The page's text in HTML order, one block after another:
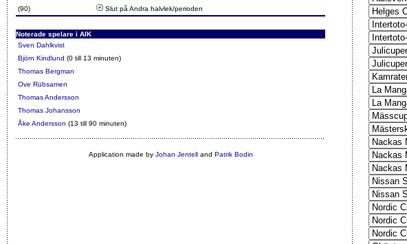
(90)
Slut på Andra halvlek/perioden
Noterade spelare i AIK
Sven Dahlkvist
Björn Kindlund (0 till 13 minuten)
Thomas Bergman
Ove Rübsamen
Thomas Andersson
Thomas Johansson
Åke Andersson (13 till 90 minuten)
Application made by Johan Jentelland Patrik Bodin